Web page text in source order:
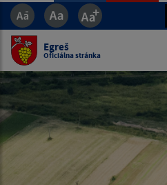
Egreš
Oficiálna stránka